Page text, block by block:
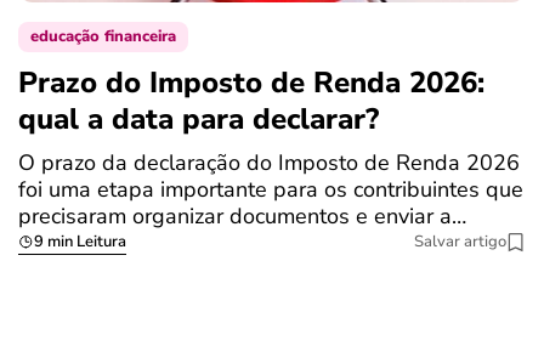
educação financeira
Prazo do Imposto de Renda 2026:
qual a data para declarar?
O prazo da declaração do Imposto de Renda 2026
foi uma etapa importante para os contribuintes que
precisaram organizar documentos e enviar a…
9 min Leitura Salvar artigo